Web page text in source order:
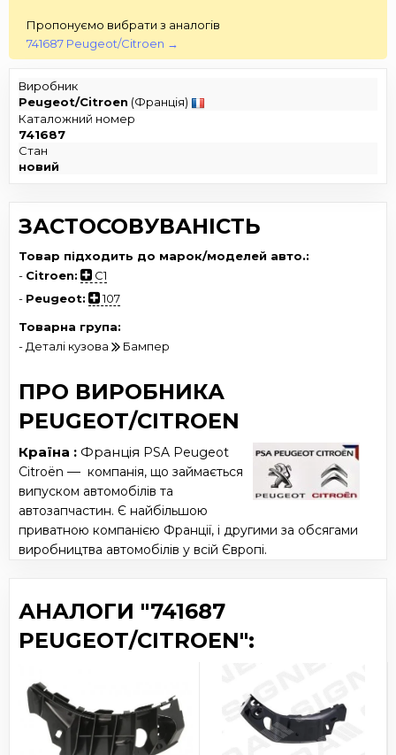
Пропонуємо вибрати з аналогів
741687 Peugeot/Citroen →
Виробник
Peugeot/Citroen (Франція)
Каталожний номер
741687
Стан
новий
ЗАСТОСОВУВАНІСТЬ
Товар підходить до марок/моделей авто.:
- Citroen:
C1
- Peugeot:
107
Товарна група:
- Деталі кузова
Бампер
ПРО ВИРОБНИКА
PEUGEOT/CITROEN
Країна : Франція PSA Peugeot
Citroën — компанія, що займається
випуском автомобілів та
автозапчастин. Є найбільшою
приватною компанією Франції, і другими за обсягами
виробництва автомобілів у всій Європі.
АНАЛОГИ "741687
PEUGEOT/CITROEN":